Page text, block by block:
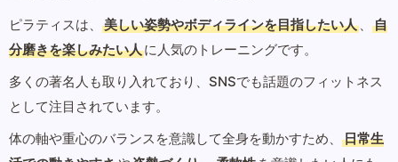
ピラティスは、 美しい姿勢やボディラインを目指したい人 、
自
分磨きを楽しみたい人に人気のトレーニングです。
多くの著名人も取り入れており、SNSでも話題のフィットネス
として注目されています。
体の軸や重心のバランスを意識して全身を動かすため、
日常生